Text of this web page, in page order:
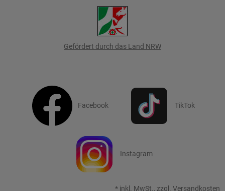
Gefördert durch das Land NRW
Facebook TikTok
Instagram
* inkl. MwSt., zzgl. Versandkosten